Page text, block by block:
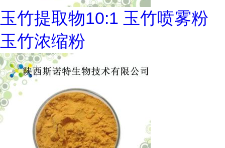
玉竹提取物10:1 玉竹喷雾粉
玉竹浓缩粉